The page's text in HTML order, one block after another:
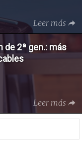
Leer más
de 2ª gen.: más
Leer más